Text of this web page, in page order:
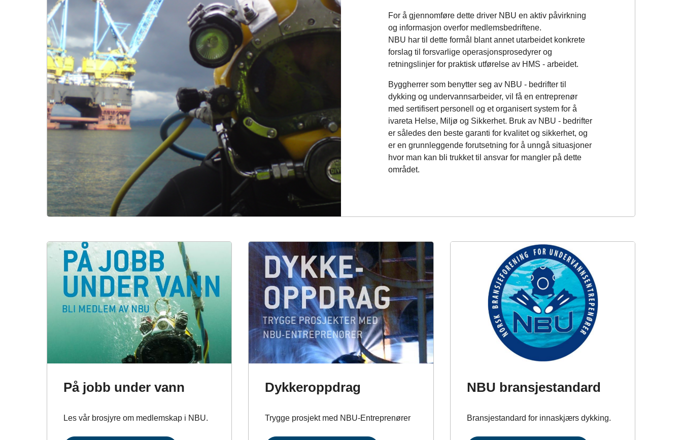
For å gjennomføre dette driver NBU en aktiv påvirkning
og informasjon overfor medlemsbedriftene.
NBU har til dette formål blant annet utarbeidet konkrete
forslag til forsvarlige operasjonsprosedyrer og
retningslinjer for praktisk utførelse av HMS - arbeidet.
Byggherrer som benytter seg av NBU - bedrifter til
dykking og undervannsarbeider, vil få en entreprenør
med sertifisert personell og et organisert system for å
ivareta Helse, Miljø og Sikkerhet. Bruk av NBU - bedrifter
er således den beste garanti for kvalitet og sikkerhet, og
er en grunnleggende forutsetning for å unngå situasjoner
hvor man kan bli trukket til ansvar for mangler på dette
området.
På jobb under vann
Les vår brosjyre om medlemskap i NBU.
Dykkeroppdrag
Trygge prosjekt med NBU-Entreprenører
NBU bransjestandard
Bransjestandard for innaskjærs dykking.